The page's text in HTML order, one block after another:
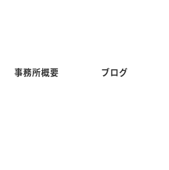
事務所概要 ブログ